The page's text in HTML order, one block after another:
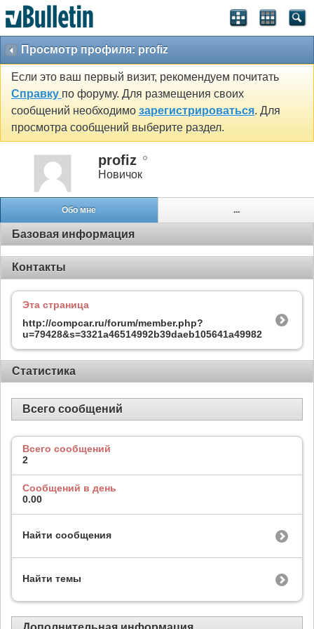
Просмотр профиля: profiz
Если это ваш первый визит, рекомендуем почитать
Справку по форуму. Для размещения своих
сообщений необходимо зарегистрироваться. Для
просмотра сообщений выберите раздел.
profiz
Новичок
Обо мне ...
Базовая информация
Контакты
Эта страница
http://compcar.ru/forum/member.php?
u=79428&s=3321a46514992b39daeb105641a49982
Статистика
Всего сообщений
Всего сообщений
2
Сообщений в день
0.00
Найти сообщения
Найти темы